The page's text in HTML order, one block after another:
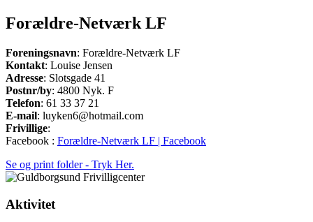
Forældre-Netværk LF
Foreningsnavn: Forældre-Netværk LF
Kontakt: Louise Jensen
Adresse: Slotsgade 41
Postnr/by: 4800 Nyk. F
Telefon: 61 33 37 21
E-mail: luyken6@hotmail.com
Frivillige:
Facebook : Forældre-Netværk LF | Facebook
Se og print folder - Tryk Her.
Aktivitet